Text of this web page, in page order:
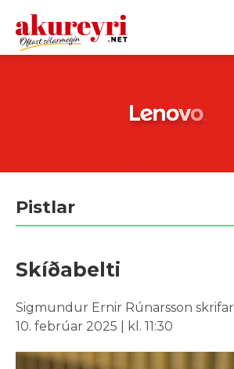
Pistlar
Skíðabelti
Sigmundur Ernir Rúnarsson skrifar
10. febrúar 2025 | kl. 11:30